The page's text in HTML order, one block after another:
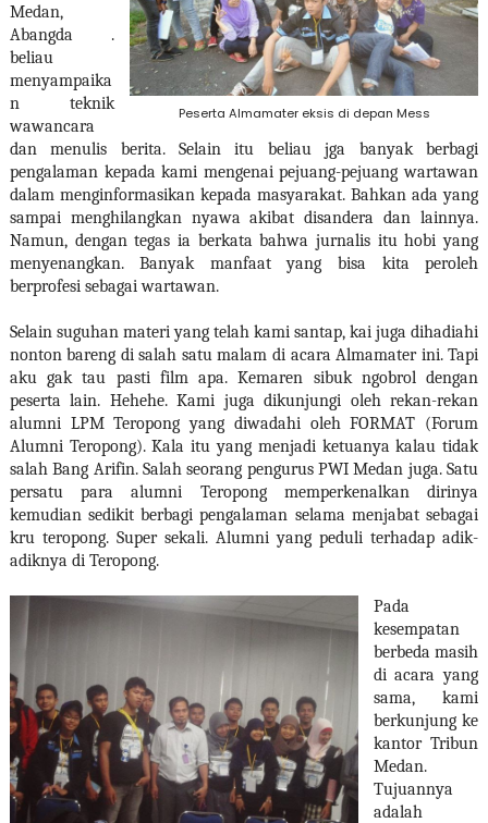
Peserta Almamater eksis di depan Mess
Medan,
Abangda .
beliau
menyampaika
n teknik
wawancara
dan menulis berita. Selain itu beliau jga banyak berbagi
pengalaman kepada kami mengenai pejuang-pejuang wartawan
dalam menginformasikan kepada masyarakat. Bahkan ada yang
sampai menghilangkan nyawa akibat disandera dan lainnya.
Namun, dengan tegas ia berkata bahwa jurnalis itu hobi yang
menyenangkan. Banyak manfaat yang bisa kita peroleh
berprofesi sebagai wartawan.
Selain suguhan materi yang telah kami santap, kai juga dihadiahi
nonton bareng di salah satu malam di acara Almamater ini. Tapi
aku gak tau pasti film apa. Kemaren sibuk ngobrol dengan
peserta lain. Hehehe. Kami juga dikunjungi oleh rekan-rekan
alumni LPM Teropong yang diwadahi oleh FORMAT (Forum
Alumni Teropong). Kala itu yang menjadi ketuanya kalau tidak
salah Bang Arifin. Salah seorang pengurus PWI Medan juga. Satu
persatu para alumni Teropong memperkenalkan dirinya
kemudian sedikit berbagi pengalaman selama menjabat sebagai
kru teropong. Super sekali. Alumni yang peduli terhadap adik-
adiknya di Teropong.
Pada
kesempatan
berbeda masih
di acara yang
sama, kami
berkunjung ke
kantor Tribun
Medan.
Tujuannya
adalah